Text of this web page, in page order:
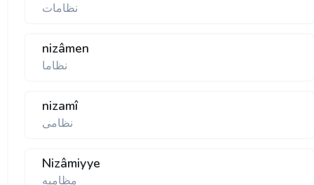
نظامات
nizâmen
نظاما
nizamî
نظامی
Nizâmiyye
مظاميه